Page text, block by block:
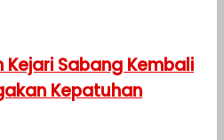
Kejari Sabang Kembali
Kepatuhan